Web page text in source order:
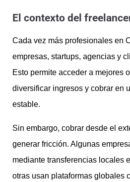
El contexto del
Cada vez más profesionales en
empresas, startups, agencias y
Esto permite acceder a mejores
diversificar ingresos y cobrar en
estable.
Sin embargo, cobrar desde el
generar fricción. Algunas
mediante transferencias locales
otras usan plataformas globales